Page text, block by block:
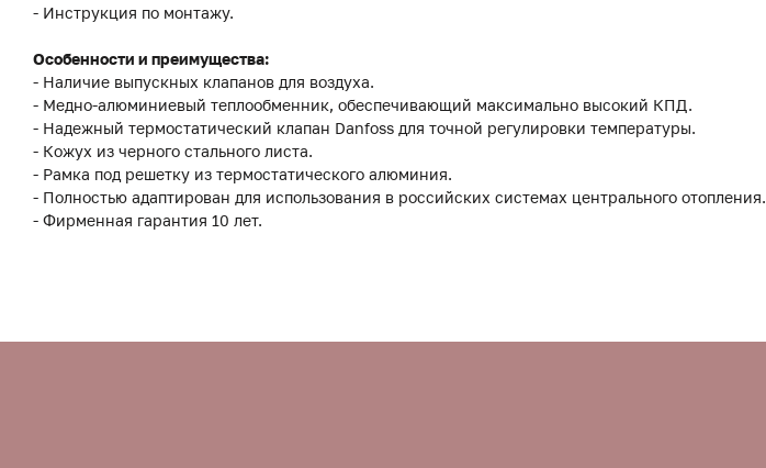
- Инструкция по монтажу.
Особенности и преимущества:
- Наличие выпускных клапанов для воздуха.
- Медно-алюминиевый теплообменник, обеспечивающий максимально высокий КПД.
- Надежный термостатический клапан Danfoss для точной регулировки температуры.
- Кожух из черного стального листа.
- Рамка под решетку из термостатического алюминия.
- Полностью адаптирован для использования в российских системах центрального отопления.
- Фирменная гарантия 10 лет.